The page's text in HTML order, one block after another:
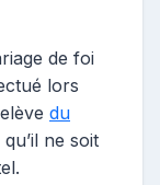
de foi
lors
du
qu’il ne soit